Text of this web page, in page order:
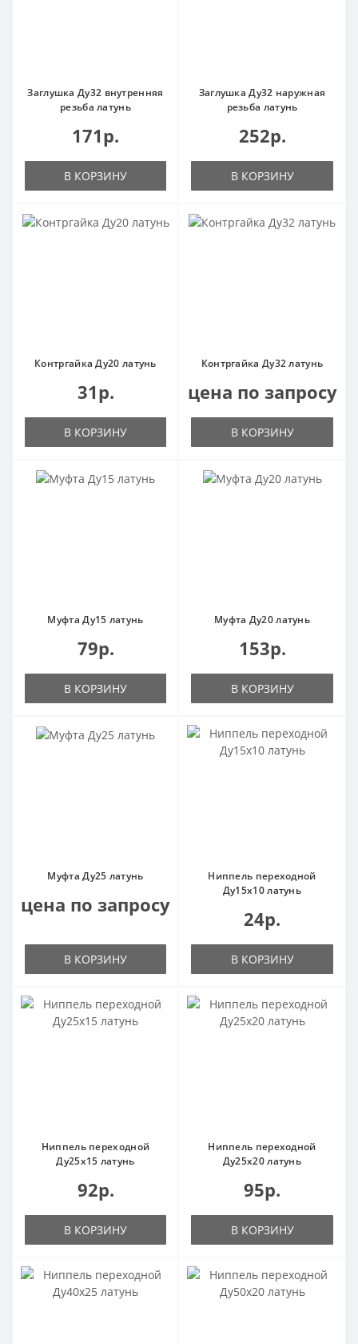
Заглушка Ду32 внутренняя
резьба латунь
171р.
В КОРЗИНУ
Заглушка Ду32 наружная
резьба латунь
252р.
В КОРЗИНУ
Контргайка Ду20 латунь
31р.
В КОРЗИНУ
Контргайка Ду32 латунь
цена по запросу
В КОРЗИНУ
Муфта Ду15 латунь
79р.
В КОРЗИНУ
Муфта Ду20 латунь
153р.
В КОРЗИНУ
Муфта Ду25 латунь
цена по запросу
В КОРЗИНУ
Ниппель переходной
Ду15х10 латунь
24р.
В КОРЗИНУ
Ниппель переходной
Ду25х15 латунь
92р.
В КОРЗИНУ
Ниппель переходной
Ду25х20 латунь
95р.
В КОРЗИНУ